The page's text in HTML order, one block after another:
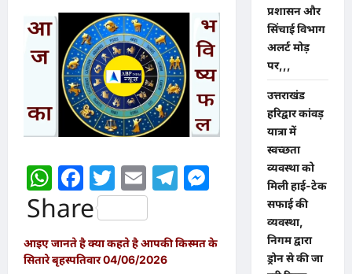
WhatsApp
Facebook
Twitter
EmailTelegram
Messenger
Share
आइए जानते है क्या कहते है आपकी किस्मत के
सितारे बृहस्पतिवार 04/06/2026
प्रशासन और
सिंचाई विभाग
अलर्ट मोड़
पर,,,
उत्तराखंड
हरिद्वार कांवड़
यात्रा में
स्वच्छता
व्यवस्था को
मिली हाई-टेक
सफाई की
व्यवस्था,
निगम द्वारा
ड्रोन से की जा